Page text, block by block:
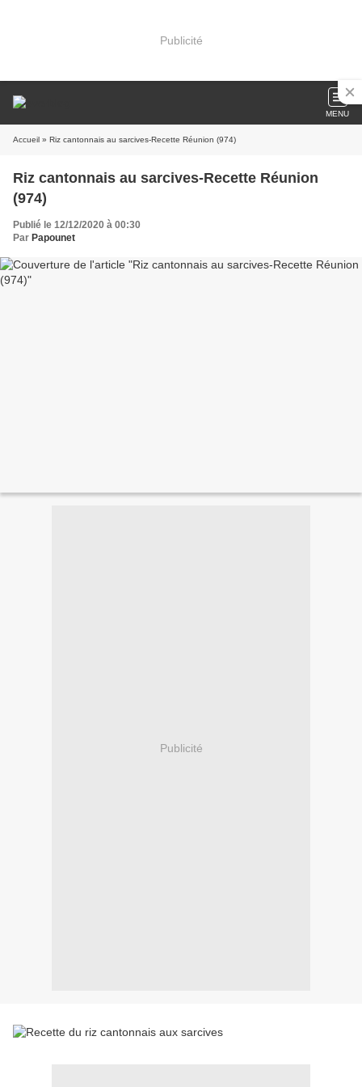
Publicité
MENU
Accueil » Riz cantonnais au sarcives-Recette Réunion (974)
Riz cantonnais au sarcives-Recette Réunion
(974)
Publié le 12/12/2020 à 00:30
Par Papounet
Publicité